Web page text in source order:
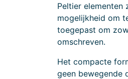
Peltier
mogelijkheid om
toegepast om
omschreven.
Het compacte
geen bewegende